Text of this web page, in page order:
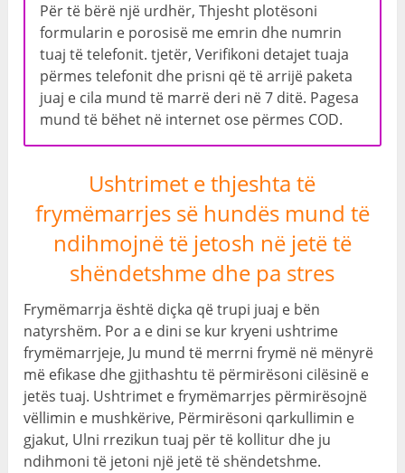
Për të bërë një urdhër, Thjesht plotësoni
formularin e porosisë me emrin dhe numrin
tuaj të telefonit. tjetër, Verifikoni detajet tuaja
përmes telefonit dhe prisni që të arrijë paketa
juaj e cila mund të marrë deri në 7 ditë. Pagesa
mund të bëhet në internet ose përmes COD.
Ushtrimet e thjeshta të
frymëmarrjes së hundës mund të
ndihmojnë të jetosh në jetë të
shëndetshme dhe pa stres
Frymëmarrja është diçka që trupi juaj e bën
natyrshëm. Por a e dini se kur kryeni ushtrime
frymëmarrjeje, Ju mund të merrni frymë në mënyrë
më efikase dhe gjithashtu të përmirësoni cilësinë e
jetës tuaj. Ushtrimet e frymëmarrjes përmirësojnë
vëllimin e mushkërive, Përmirësoni qarkullimin e
gjakut, Ulni rrezikun tuaj për të kollitur dhe ju
ndihmoni të jetoni një jetë të shëndetshme.